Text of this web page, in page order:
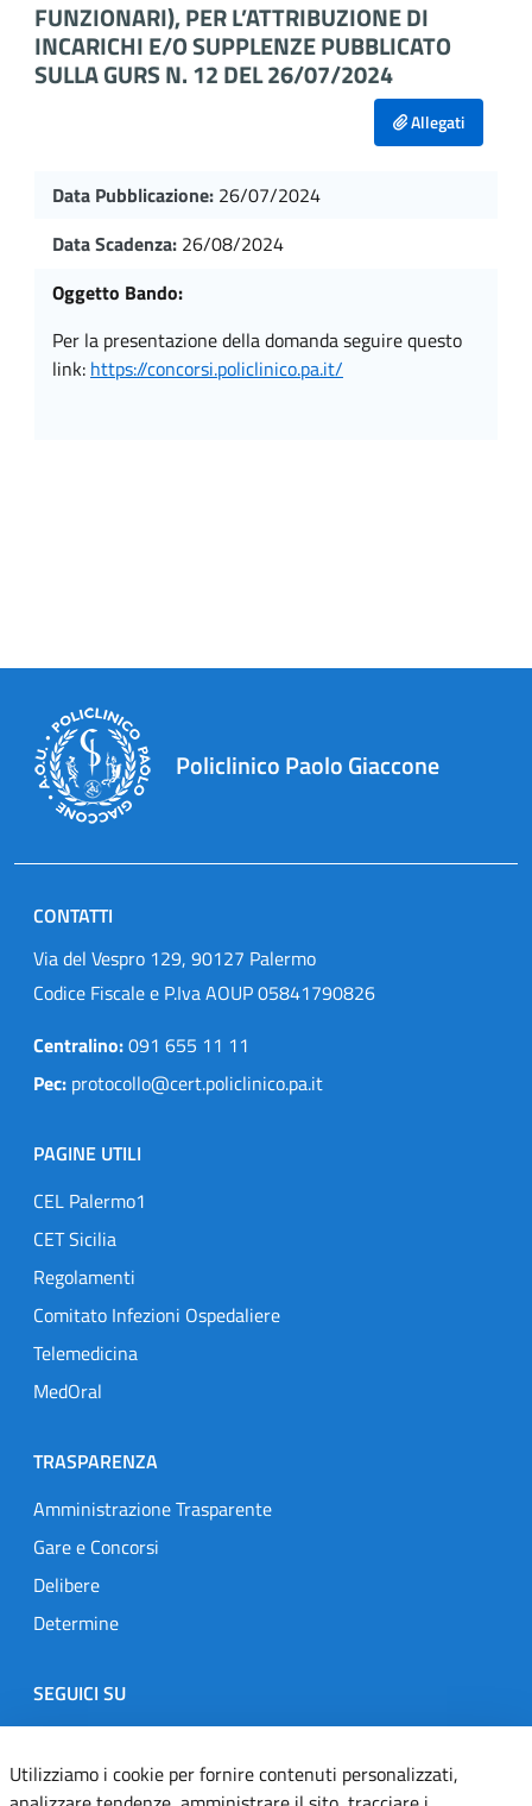
FUNZIONARI), PER L’ATTRIBUZIONE DI
INCARICHI E/O SUPPLENZE PUBBLICATO
SULLA GURS N. 12 DEL 26/07/2024
Allegati
Data Pubblicazione: 26/07/2024
Data Scadenza: 26/08/2024
Oggetto Bando:
per la presentazione della domanda seguire questo
link: https://concorsi.policlinico.pa.it/
Policlinico Paolo Giaccone
CONTATTI
Via del Vespro 129, 90127 Palermo
Codice Fiscale e P.Iva AOUP 05841790826
Centralino:091 655 11 11
Pec: protocollo@cert.policlinico.pa.it
PAGINE UTILI
CEL Palermo1
CET Sicilia
Regolamenti
Comitato Infezioni Ospedaliere
Telemedicina
MedOral
TRASPARENZA
Amministrazione Trasparente
Gare e Concorsi
Delibere
Determine
SEGUICI SU
Designers Italia
TwitterInstagramYoutubeLinkedin
Utilizziamo i cookie per fornire contenuti personalizzati,